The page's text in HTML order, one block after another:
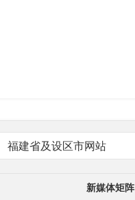
福建省及设区市网站
新媒体矩阵